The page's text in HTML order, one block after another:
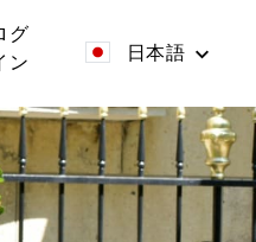
グ
ン
日本語